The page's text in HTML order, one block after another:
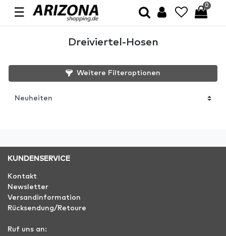
☰
0
Dreiviertel-Hosen
Weitere Filteroptionen
KUNDENSERVICE
Kontakt
Newsletter
Versandinformation
Rücksendung/Retoure
Ruf uns an: